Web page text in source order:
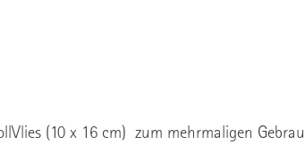
(10 x 16 cm) zum mehrmaligen